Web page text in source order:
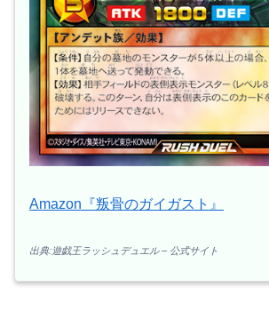
Amazon『叛骨のガイガスト』
出典:遊戯王ラッシュデュエル – 公式サイト